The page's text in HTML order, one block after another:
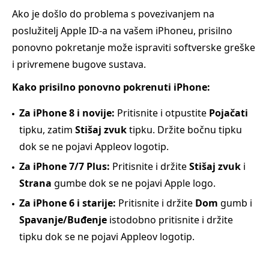
Ako je došlo do problema s povezivanjem na
poslužitelj Apple ID-a na vašem iPhoneu, prisilno
ponovno pokretanje može ispraviti softverske greške
i privremene bugove sustava.
Kako prisilno ponovno pokrenuti iPhone:
Za iPhone 8 i novije: Pritisnite i otpustite Pojačati
tipku, zatim Stišaj zvuktipku. Držite bočnu tipku
dok se ne pojavi Appleov logotip.
Za iPhone 7/7 Plus: Pritisnite i držiteStišaj zvuk i
Strana gumbe dok se ne pojavi Apple logo.
Za iPhone 6 i starije: Pritisnite i držite Dom gumb i
Spavanje/Buđenje istodobno pritisnite i držite
tipku dok se ne pojavi Appleov logotip.